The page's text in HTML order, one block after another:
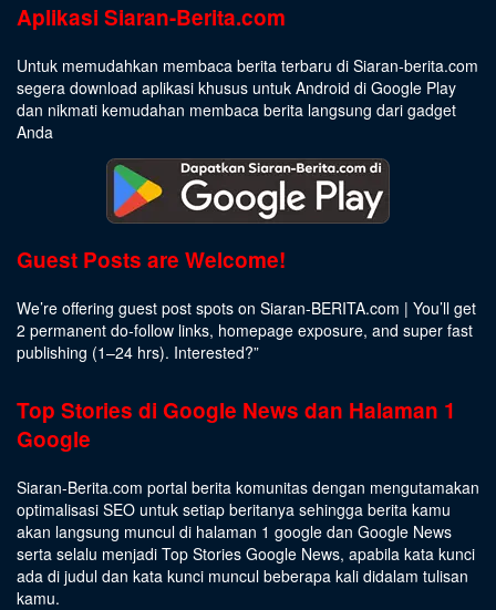
Aplikasi Siaran-Berita.com
Untuk memudahkan membaca berita terbaru di Siaran-berita.com
segera download aplikasi khusus untuk Android di Google Play
dan nikmati kemudahan membaca berita langsung dari gadget
Anda
Guest Posts are Welcome!
We’re offering guest post spots on Siaran-BERITA.com | You’ll get
2 permanent do-follow links, homepage exposure, and super fast
publishing (1–24 hrs). Interested?”
Top Stories di Google News dan Halaman 1
Google
Siaran-Berita.com portal berita komunitas dengan mengutamakan
optimalisasi SEO untuk setiap beritanya sehingga berita kamu
akan langsung muncul di halaman 1 google dan Google News
serta selalu menjadi Top Stories Google News, apabila kata kunci
ada di judul dan kata kunci muncul beberapa kali didalam tulisan
kamu.